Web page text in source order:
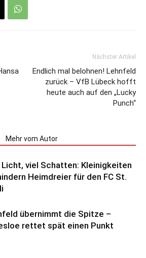
Nächster Artikel
Endlich mal belohnen! Lehnfeld
zurück – VfB Lübeck hofft
heute auch auf den „Lucky
Punch“
Mehr vom Autor
Licht, viel Schatten: Kleinigkeiten
Heimdreier für den FC St.
übernimmt die Spitze –
rettet spät einen Punkt